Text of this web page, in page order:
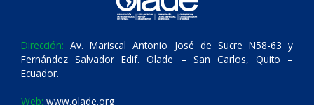
Dirección: Av. Mariscal Antonio José de Sucre N58-63 y
Fernández Salvador Edif. Olade – San Carlos, Quito –
Ecuador.
Web: www.olade.org